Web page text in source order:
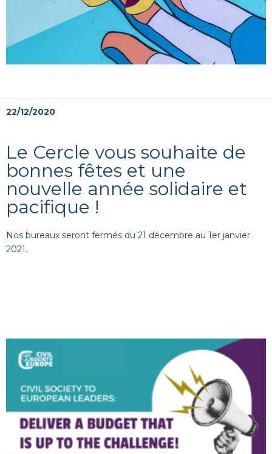
22/12/2020
Le Cercle vous souhaite de
bonnes fêtes et une
nouvelle année solidaire et
pacifique !
Nos bureaux seront fermés du 21 décembre au 1er janvier
2021.